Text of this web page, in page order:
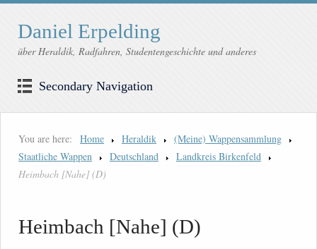
Daniel Erpelding
über Heraldik, Radfahren, Studentengeschichte und anderes
Secondary Navigation
You are here: Home Heraldik
(Meine) Wappensammlung
Staatliche Wappen
Deutschland
Landkreis Birkenfeld
Heimbach [Nahe] (D)
Heimbach [Nahe] (D)